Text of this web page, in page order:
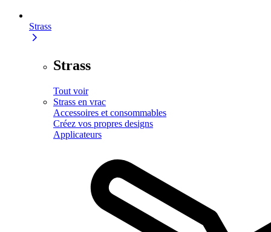
Strass
Strass
Tout voir
Strass en vrac
Accessoires et consommables
Créez vos propres designs
Applicateurs